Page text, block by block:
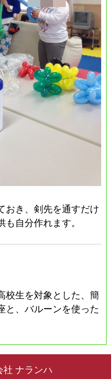
おき、剣先を通すだけ
自分作れます。
校生を対象とした、簡
と、バルーンを使った
社 ナランハ